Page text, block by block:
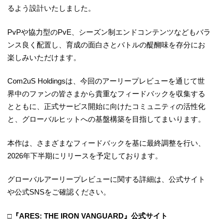
るよう設計いたしました。
PvPや協力型のPvE、シーズン制エンドコンテンツなどもバラ
ンス良く配置し、育成の面白さとバトルの醍醐味を存分にお
楽しみいただけます。
Com2uS Holdingsは、今回のアーリープレビューを通じて世
界中のファンの皆さまから貴重なフィードバックを収集する
とともに、正式サービス開始に向けたコミュニティの活性化
と、グローバルヒットへの基盤構築を目指してまいります。
本作は、さまざまなフィードバックを基に最終調整を行い、
2026年下半期にリリースを予定しております。
グローバルアーリープレビューに関する詳細は、公式サイト
や公式SNSをご確認ください。
□『ARES: THE IRON VANGUARD』公式サイト